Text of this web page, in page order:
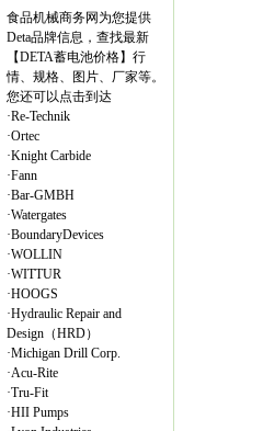
食品机械商务网为您提供
Deta品牌信息，查找最新
【DETA蓄电池价格】行
情、规格、图片、厂家等。
您还可以点击到达
·Re-Technik
·Ortec
·Knight Carbide
·Fann
·Bar-GMBH
·Watergates
·BoundaryDevices
·WOLLIN
·WITTUR
·HOOGS
·Hydraulic Repair and
Design（HRD）
·Michigan Drill Corp.
·Acu-Rite
·Tru-Fit
·HII Pumps